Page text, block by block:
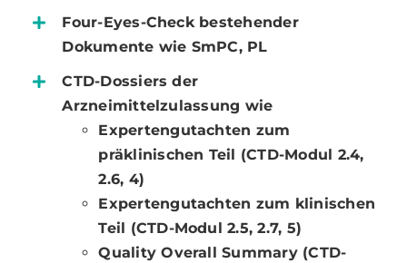
Four-Eyes-Check bestehender
Dokumente wie SmPC, PL
CTD-Dossiers der
Arzneimittelzulassung wie
Expertengutachten zum
präklinischen Teil (CTD-Modul 2.4,
2.6, 4)
Expertengutachten zum klinischen
Teil (CTD-Modul 2.5, 2.7, 5)
Quality Overall Summary (CTD-